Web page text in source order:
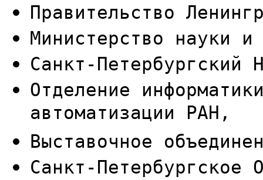
Правительство
Министерство науки
Санкт-Петербургский
Отделение
автоматизации РАН,
Выставочное
Санкт-Петербургское